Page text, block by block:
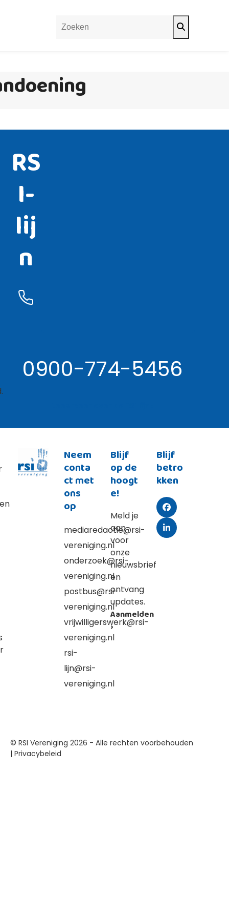
Search
RS
I-
lij
n
0900-774-5456
Neem
conta
ct met
ons
op
mediaredactie@rsi-
vereniging.nl
onderzoek@rsi-
vereniging.nl
postbus@rsi-
vereniging.nl
vrijwilligerswerk@rsi-
vereniging.nl
rsi-
lijn@rsi-
vereniging.nl
Blijf
op de
hoogt
e!
Meld je
aan
voor
onze
nieuwsbrief
en
ontvang
updates.
Aanmelden
›
Blijf
betro
kken
Facebook
LinkedIn
© RSI Vereniging 2026 - Alle rechten voorbehouden
|Privacybeleid